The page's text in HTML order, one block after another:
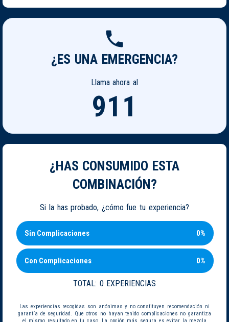
¿ES UNA EMERGENCIA?
Llama ahora al
911
¿HAS CONSUMIDO ESTA
COMBINACIÓN?
Si la has probado, ¿cómo fue tu experiencia?
Sin Complicaciones 0%
Con Complicaciones 0%
TOTAL: 0 EXPERIENCIAS
Las experiencias recogidas son anónimas y no constituyen recomendación ni
garantía de seguridad. Que otros no hayan tenido complicaciones no garantiza